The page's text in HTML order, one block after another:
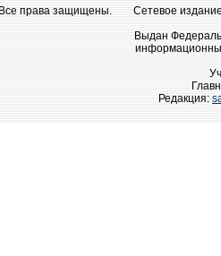
права защищены.
Сетевое
Выдан
Редакция: